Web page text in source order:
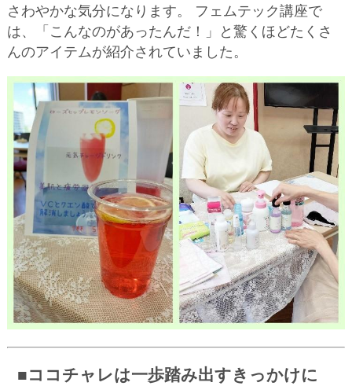
さわやかな気分になります。 フェムテック講座で
は、「こんなのがあったんだ！」と驚くほどたくさ
んのアイテムが紹介されていました。
■ココチャレは一歩踏み出すきっかけに